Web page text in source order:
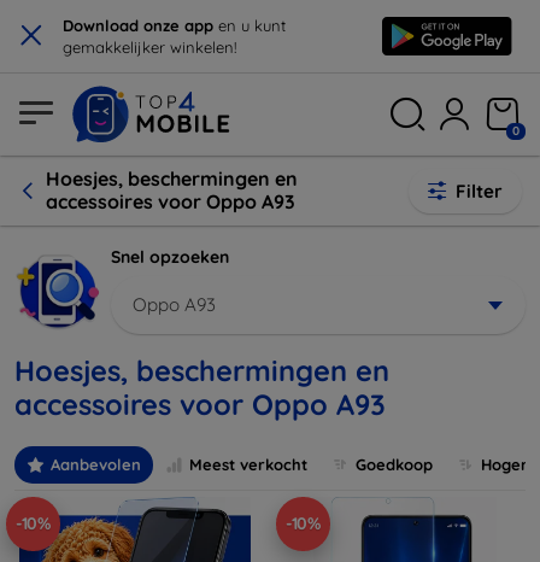
× Download onze app en u kunt
gemakkelijker winkelen!
0
Hoesjes, beschermingen en
accessoires voor Oppo A93
Filter
Snel opzoeken
Oppo A93
Hoesjes, beschermingen en
accessoires voor Oppo A93
Aanbevolen Meest verkocht Goedkoop
-10% -10%